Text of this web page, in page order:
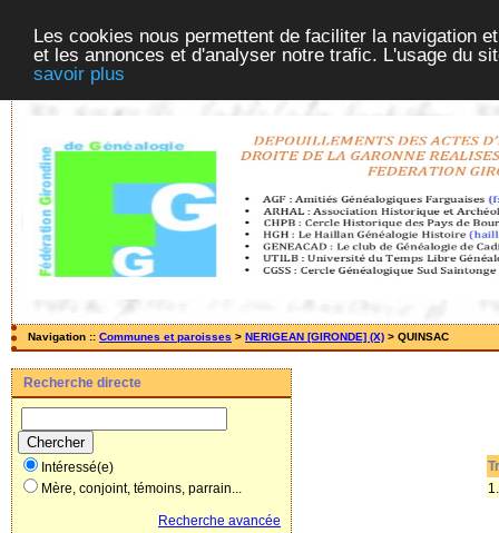
Les cookies nous permettent de faciliter la navigation
et les annonces et d'analyser notre trafic. L'usage du
savoir plus
Navigation :: Communes et paroisses > NERIGEAN [GIRONDE] (X) > QUINSAC
Recherche directe
Intéressé(e)
Mère, conjoint, témoins, parrain...
Recherche avancée
1.